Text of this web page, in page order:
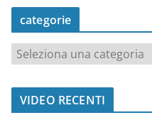
categorie
t
VIDEO RECENTI